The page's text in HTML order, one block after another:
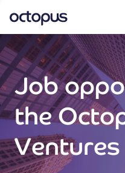
What we do
How we do it
Our impact
Future Generations
Job
the